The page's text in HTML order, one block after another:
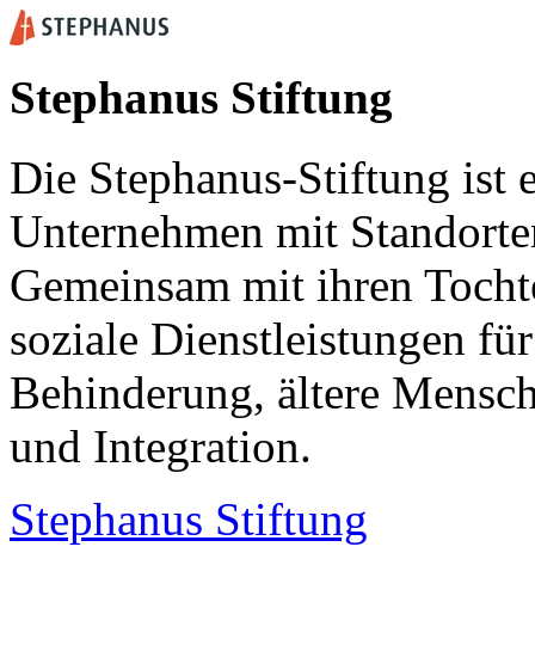
Stephanus Stiftung
Die Stephanus-Stiftung ist
Unternehmen mit
Gemeinsam mit ihren
soziale Dienstleistungen
Behinderung, ältere
und Integration.
Stephanus Stiftung